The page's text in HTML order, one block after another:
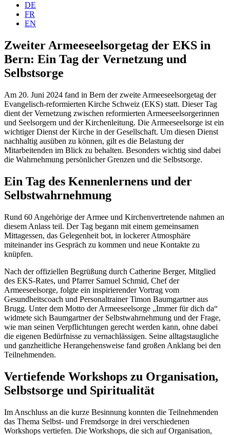
DE
FR
EN
Zweiter Armeeseelsorgetag der EKS in
Bern: Ein Tag der Vernetzung und
Selbstsorge
Am 20. Juni 2024 fand in Bern der zweite Armeeseelsorgetag der
Evangelisch-reformierten Kirche Schweiz (EKS) statt. Dieser Tag
dient der Vernetzung zwischen reformierten Armeeseelsorgerinnen
und Seelsorgern und der Kirchenleitung. Die Armeeseelsorge ist ein
wichtiger Dienst der Kirche in der Gesellschaft. Um diesen Dienst
nachhaltig ausüben zu können, gilt es die Belastung der
Mitarbeitenden im Blick zu behalten. Besonders wichtig sind dabei
die Wahrnehmung persönlicher Grenzen und die Selbstsorge.
Ein Tag des Kennenlernens und der
Selbstwahrnehmung
Rund 60 Angehörige der Armee und Kirchenvertretende nahmen an
diesem Anlass teil. Der Tag begann mit einem gemeinsamen
Mittagessen, das Gelegenheit bot, in lockerer Atmosphäre
miteinander ins Gespräch zu kommen und neue Kontakte zu
knüpfen.
Nach der offiziellen Begrüßung durch Catherine Berger, Mitglied
des EKS-Rates, und Pfarrer Samuel Schmid, Chef der
Armeeseelsorge, folgte ein inspirierender Vortrag vom
Gesundheitscoach und Personaltrainer Timon Baumgartner aus
Brugg. Unter dem Motto der Armeeseelsorge „Immer für dich da“
widmete sich Baumgartner der Selbstwahrnehmung und der Frage,
wie man seinen Verpflichtungen gerecht werden kann, ohne dabei
die eigenen Bedürfnisse zu vernachlässigen. Seine alltagstaugliche
und ganzheitliche Herangehensweise fand großen Anklang bei den
Teilnehmenden.
Vertiefende Workshops zu Organisation,
Selbstsorge und Spiritualität
Im Anschluss an die kurze Besinnung konnten die Teilnehmenden
das Thema Selbst- und Fremdsorge in drei verschiedenen
Workshops vertiefen. Die Workshops, die sich auf Organisation,